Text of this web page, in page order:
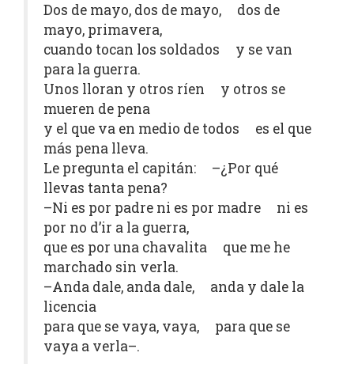
Dos de mayo, dos de mayo, dos de
mayo, primavera,
cuando tocan los soldados y se van
para la guerra.
Unos lloran y otros ríen y otros se
mueren de pena
y el que va en medio de todos es el que
más pena lleva.
Le pregunta el capitán: –¿Por qué
llevas tanta pena?
–Ni es por padre ni es por madre ni es
por no d’ir a la guerra,
que es por una chavalita que me he
marchado sin verla.
–Anda dale, anda dale, anda y dale la
licencia
para que se vaya, vaya, para que se
vaya a verla–.